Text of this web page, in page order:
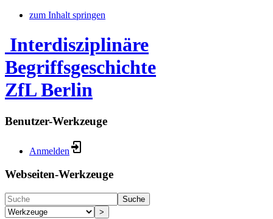
zum Inhalt springen
Interdisziplinäre
Begriffsgeschichte
ZfL Berlin
Benutzer-Werkzeuge
Anmelden
Webseiten-Werkzeuge
Suche
>